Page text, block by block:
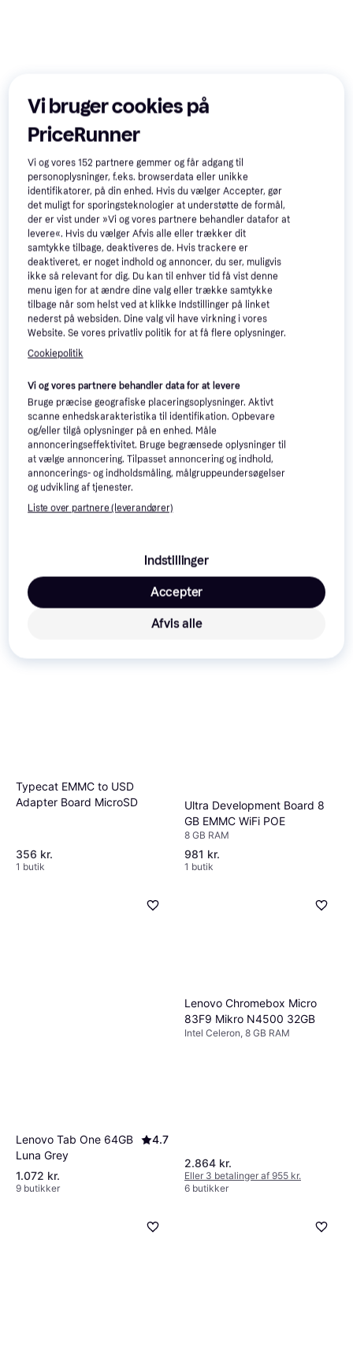
Lyra Ultra RK3506B 8GB
EMMC OnBoard
920 kr.
USB 3.0 Card Reader EMMC
Adapter
192 kr.
712 kr.
1 butik
Kepptory EMMC Module
64GB NanoPi M6 Zero2
814 kr.
1 butik
Typecat EMMC to USD
Adapter Board MicroSD
356 kr.
1 butik
Ultra Development Board 8
GB EMMC WiFi POE
8 GB RAM
981 kr.
1 butik
Lenovo Tab One 64GB
Luna Grey
4.7
1.072 kr.
9 butikker
Lenovo Chromebox Micro
83F9 Mikro N4500 32GB
Intel Celeron, 8 GB RAM
2.864 kr.
Eller 3 betalinger af 955 kr.
6 butikker
Vi bruger cookies på
PriceRunner
Vi og vores152 partnere gemmer og får adgang til
personoplysninger, f.eks. browserdata eller unikke
identifikatorer, på din enhed. Hvis du vælger Accepter, gør
det muligt for sporingsteknologier at understøtte de formål,
der er vist under »Vi og vores partnere behandler datafor at
levere«. Hvis du vælger Afvis alle eller trækker dit
samtykke tilbage, deaktiveres de. Hvis trackere er
deaktiveret, er noget indhold og annoncer, du ser, muligvis
ikke så relevant for dig. Du kan til enhver tid få vist denne
menu igen for at ændre dine valg eller trække samtykke
tilbage når som helst ved at klikke Indstillinger på linket
nederst på websiden. Dine valg vil have virkning i vores
Website. Se vores privatliv politik for at få flere oplysninger.
Cookiepolitik
Vi og vores partnere behandler data for at levere
Bruge præcise geografiske placeringsoplysninger. Aktivt
scanne enhedskarakteristika til identifikation. Opbevare
og/eller tilgå oplysninger på en enhed. Måle
annonceringseffektivitet. Bruge begrænsede oplysninger til
at vælge annoncering. Tilpasset annoncering og indhold,
annoncerings- og indholdsmåling, målgruppeundersøgelser
og udvikling af tjenester.
Liste over partnere (leverandører)
Indstillinger
Afvis alle
Accepter